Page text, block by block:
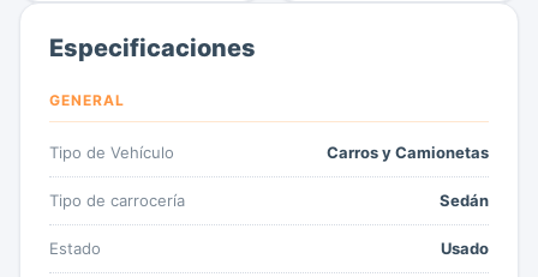
Especificaciones
GENERAL
Tipo de Vehículo Carros y Camionetas
Tipo de carrocería Sedán
Estado Usado